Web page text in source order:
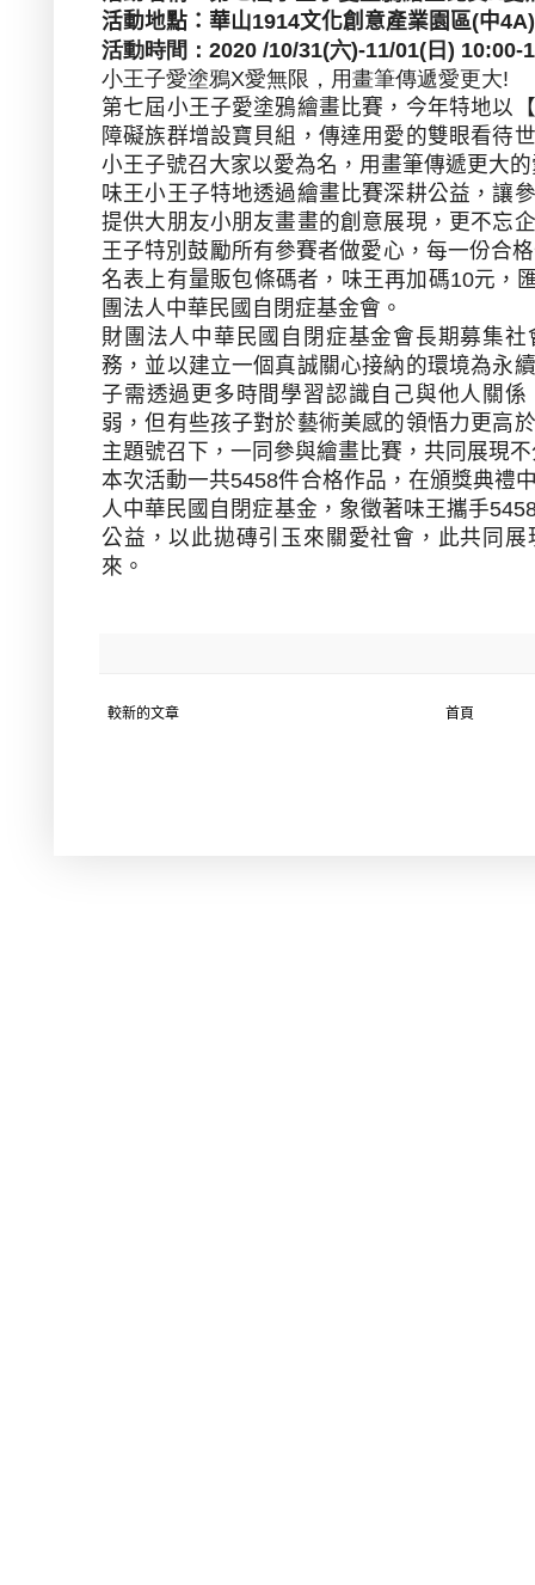
活動地點：華山1914文化創意產業園區(中4A)
活動時間： 2020 /10/31(六)-11/01( 日 ) 10:00-
小王子愛塗鴉X愛無限，用畫筆傳遞愛更大!
第七屆小王子愛塗鴉繪畫比賽，今年特地以
障礙族群增設寶貝組，傳達用愛的雙眼看待
小王子號召大家以愛為名，用畫筆傳遞更大
味王小王子特地透過繪畫比賽深耕公益，讓
提供大朋友小朋友畫畫的創意展現， 更不忘
王子特別鼓勵所有參賽者做愛心，每一份合
名表上有量販包條碼者，味王再加碼10元，
團法人中華民國自閉症基金會。
財團法人中華民國自閉症基金會長期募集
務，並以建立一個真誠關心接納的環境為永
子需透過更多時間學習認識自己與他人關
弱，但有些孩子對於藝術美感的領悟力更高
主題號召下，一同參與繪畫比賽，共同展現
本次活動一共5458件合格作品，在頒獎典禮
人中華民國自閉症基金，象徵著味王攜手
公益，以此拋磚引玉來關愛社會，此共同
來。
較新的文章 首頁